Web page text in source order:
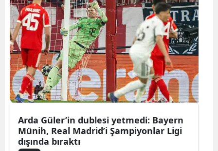
Arda Güler’in dublesi yetmedi: Bayern
Münih, Real Madrid’i Şampiyonlar Ligi
dışında bıraktı